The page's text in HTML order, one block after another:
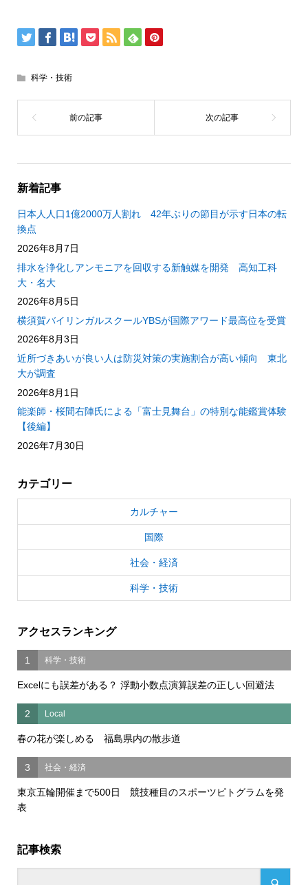
科学・技術
新着記事
日本人人口1億2000万人割れ 42年ぶりの節目が示す日本の転
換点
2026年8月7日
排水を浄化しアンモニアを回収する新触媒を開発 高知工科
大・名大
2026年8月5日
横須賀バイリンガルスクールYBSが国際アワード最高位を受賞
2026年8月3日
近所づきあいが良い人は防災対策の実施割合が高い傾向 東北
大が調査
2026年8月1日
能楽師・桜間右陣氏による「富士見舞台」の特別な能鑑賞体験
【後編】
2026年7月30日
カテゴリー
カルチャー
国際
社会・経済
科学・技術
アクセスランキング
1 科学・技術
Excelにも誤差がある？ 浮動小数点演算誤差の正しい回避法
2 Local
春の花が楽しめる 福島県内の散歩道
3 社会・経済
東京五輪開催まで500日 競技種目のスポーツピトグラムを発
表
記事検索